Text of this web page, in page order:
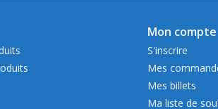
Mon compte
S'inscrire
Mes
Mes billets
Ma liste de